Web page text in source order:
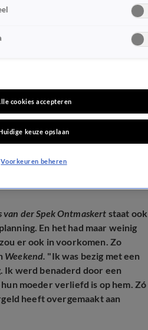
Spek onthult:
een zaak
Joling'
van der Spek Ontmaskert staat ook
En het had maar weinig
er ook in voorkomen. Zo
Weekend. "Ik was bezig met een
Ik werd benaderd door een
moeder verliefd is op hem. Zó
heeft overgemaakt aan
cookies accepteren
keuze opslaan
Voorkeuren beheren